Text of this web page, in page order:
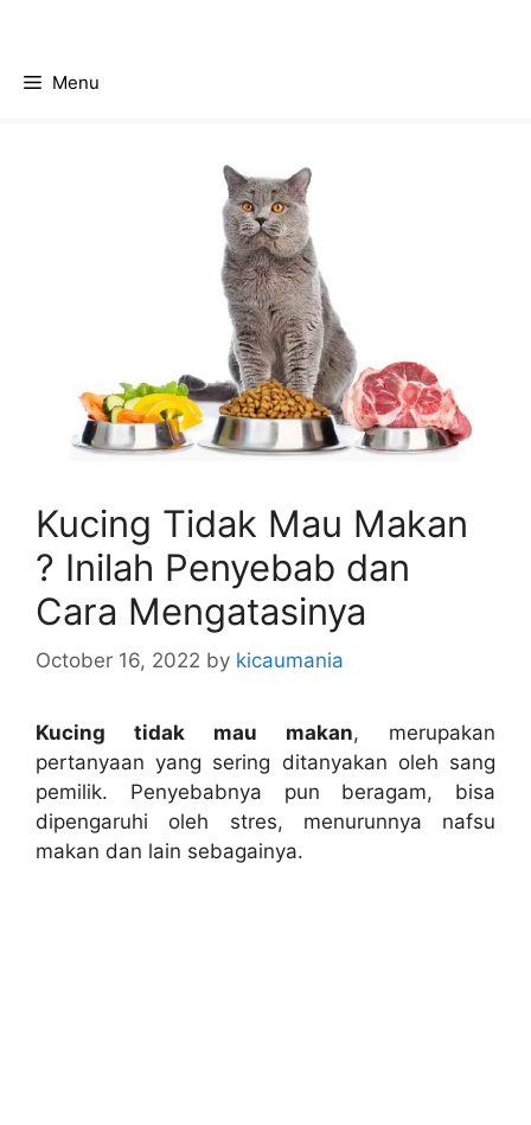
contentMenu
Kucing Tidak Mau Makan
? Inilah Penyebab dan
Cara Mengatasinya
October 16, 2022 by kicaumania
Kucing tidak mau makan, merupakan
pertanyaan yang sering ditanyakan oleh sang
pemilik. Penyebabnya pun beragam, bisa
dipengaruhi oleh stres, menurunnya nafsu
makan dan lain sebagainya.